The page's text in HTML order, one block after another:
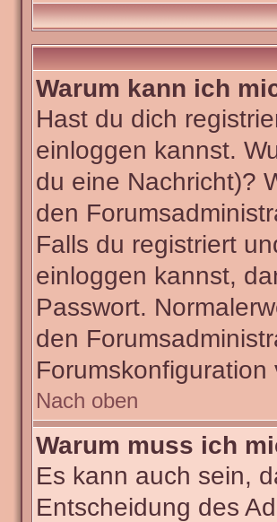
Warum kann ich
Hast du dich
einloggen kannst.
du eine Nachricht)?
den
Falls du registriert
einloggen kannst,
Passwort.
den
Forumskonfiguration
Nach oben
Warum muss ich
Es kann auch sein,
Entscheidung des